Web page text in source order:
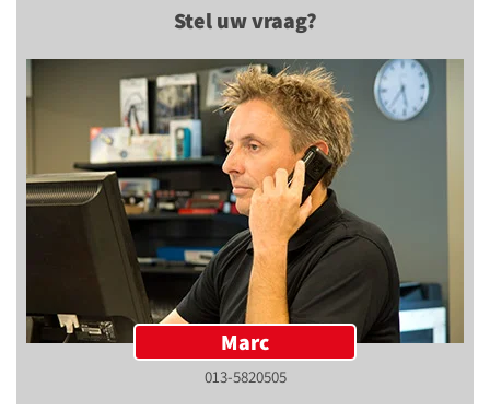
Stel uw vraag?
Marc
013-5820505